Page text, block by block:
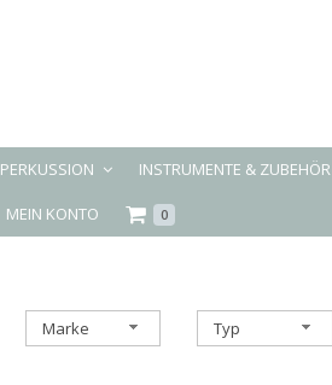
PERKUSSION INSTRUMENTE & ZUBEHÖR
MEIN KONTO 0
Marke Typ